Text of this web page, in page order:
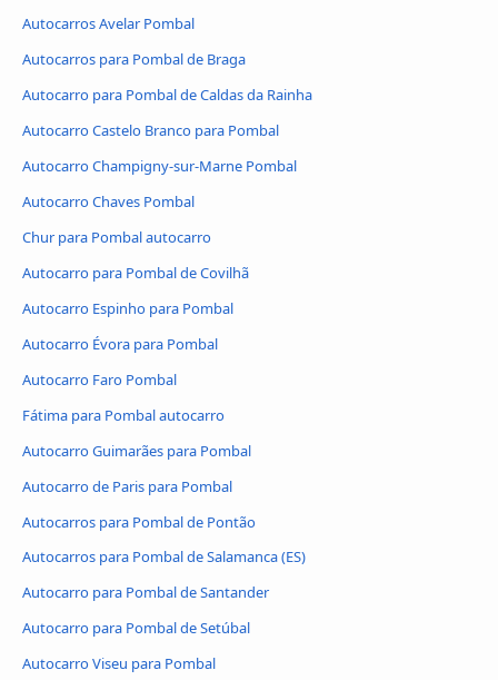
Autocarros Avelar Pombal
Autocarros para Pombal de Braga
Autocarro para Pombal de Caldas da Rainha
Autocarro Castelo Branco para Pombal
Autocarro Champigny-sur-Marne Pombal
Autocarro Chaves Pombal
Chur para Pombal autocarro
Autocarro para Pombal de Covilhã
Autocarro Espinho para Pombal
Autocarro Évora para Pombal
Autocarro Faro Pombal
Fátima para Pombal autocarro
Autocarro Guimarães para Pombal
Autocarro de Paris para Pombal
Autocarros para Pombal de Pontão
Autocarros para Pombal de Salamanca (ES)
Autocarro para Pombal de Santander
Autocarro para Pombal de Setúbal
Autocarro Viseu para Pombal